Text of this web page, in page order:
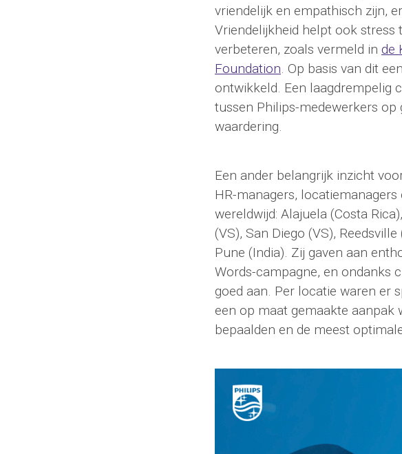
vriendelijk en empathisch zijn,
Vriendelijkheid helpt ook
verbeteren, zoals vermeld in de
Foundation. Op basis van dit
ontwikkeld. Een laagdrempelig
tussen Philips-medewerkers op
waardering.
Een ander belangrijk inzicht
HR-managers,
wereldwijd: Alajuela (Costa
(VS), San Diego (VS),
Pune (India). Zij gaven aan
Words-campagne, en ondanks
goed aan. Per locatie waren er
een op maat gemaakte
bepaalden en de meest